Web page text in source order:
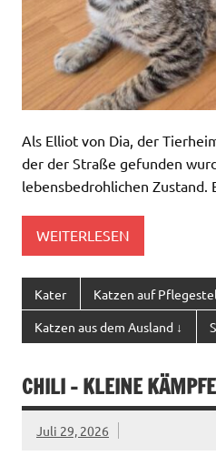
Als Elliot von Dia, der
der der Straße gefunden
lebensbedrohlichen Zustand.
WEITERLESEN
Kater Katzen auf
Katzen aus dem Ausland ↓
CHILI – KLEINE
Juli 29, 2026